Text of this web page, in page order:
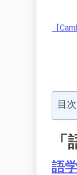
【
目次
語